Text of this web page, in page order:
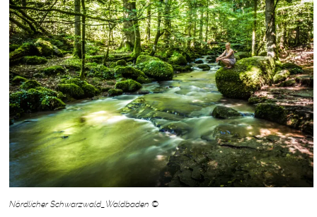
Nördlicher Schwarzwald_Waldbaden ©